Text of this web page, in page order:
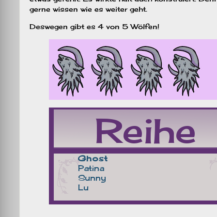
gerne wissen wie es weiter geht.
Deswegen gibt es 4 von 5 Wölfen!